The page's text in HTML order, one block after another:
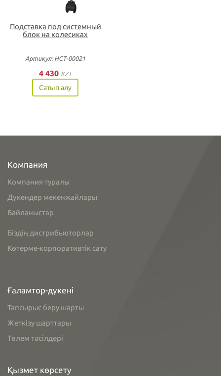
Подставка под системный
блок на колесиках
Артикул: НСТ-00021
4 430 KZT
Сатып алу
Компания
Компания туралы
Дүкендер мекенжайлары
Байланыстар
Біздің дистрибьюторлар
Көтерме-корпоративтік сату
Ғаламтор-дүкені
Тапсырыс беру шарты
Жеткізу шарттары
Төлем тәсілдері
Қызмет көрсету